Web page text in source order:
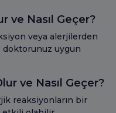
ve Nasıl Geçer?
veya alerjilerden
doktorunuz uygun
ve Nasıl Geçer?
reaksiyonların bir